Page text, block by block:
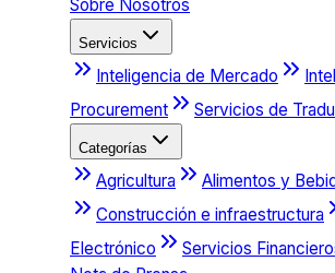
Sobre Nosotros
Servicios
Inteligencia de Mercado
Procurement
Servicios de
Categorías
Agricultura Alimentos y
Construcción e infraestructura
Electrónico
Servicios